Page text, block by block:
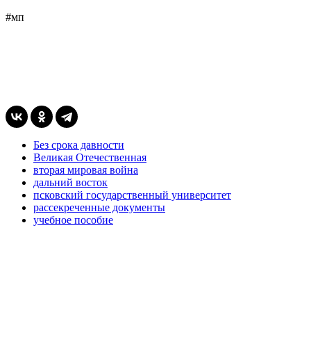
#мп
Без срока давности
Великая Отечественная
вторая мировая война
дальний восток
псковский государственный университет
рассекреченные документы
учебное пособие